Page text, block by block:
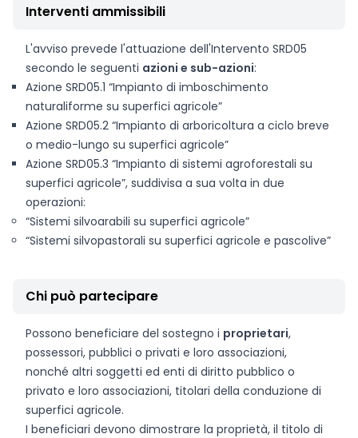
Interventi ammissibili
L'avviso prevede l'attuazione dell'Intervento SRD05
secondo le seguenti azioni e sub-azioni:
Azione SRD05.1 “Impianto di imboschimento
naturaliforme su superfici agricole”
Azione SRD05.2 “Impianto di arboricoltura a ciclo breve
o medio-lungo su superfici agricole”
Azione SRD05.3 “Impianto di sistemi agroforestali su
superfici agricole”, suddivisa a sua volta in due
operazioni:
“Sistemi silvoarabili su superfici agricole”
“Sistemi silvopastorali su superfici agricole e pascolive”
Chi può partecipare
Possono beneficiare del sostegno i proprietari,
possessori, pubblici o privati e loro associazioni,
nonché altri soggetti ed enti di diritto pubblico o
privato e loro associazioni, titolari della conduzione di
superfici agricole.
I beneficiari devono dimostrare la proprietà, il titolo di